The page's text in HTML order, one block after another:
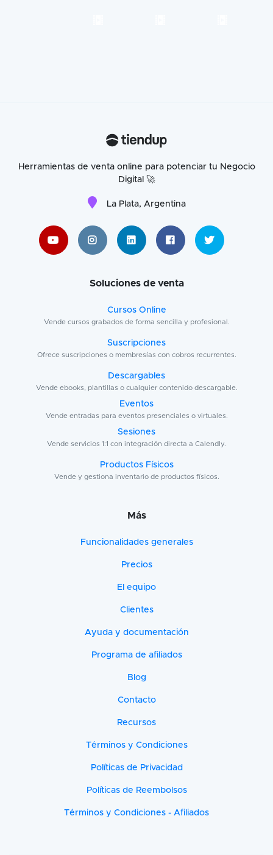
Herramientas de venta online para potenciar tu Negocio
Digital 🚀
La Plata, Argentina
Soluciones de venta
Cursos Online
Vende cursos grabados de forma sencilla y profesional.
Suscripciones
Ofrece suscripciones o membresías con cobros recurrentes.
Descargables
Vende ebooks, plantillas o cualquier contenido descargable.
Eventos
Vende entradas para eventos presenciales o virtuales.
Sesiones
Vende servicios 1:1 con integración directa a Calendly.
Productos Físicos
Vende y gestiona inventario de productos físicos.
Más
Funcionalidades generales
Precios
El equipo
Clientes
Ayuda y documentación
Programa de afiliados
Blog
Contacto
Recursos
Términos y Condiciones
Políticas de Privacidad
Políticas de Reembolsos
Términos y Condiciones - Afiliados